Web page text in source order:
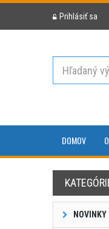
Prihlásiť sa
DOMOV
NOVINKY